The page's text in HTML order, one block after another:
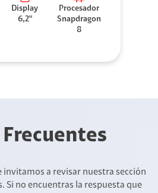
Display
6,2"
Procesador
Snapdragon
8
invitamos a revisar nuestra sección
Si no encuentras la respuesta que